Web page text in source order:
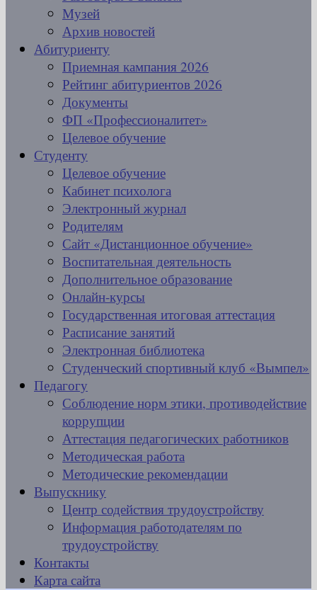
Музей
Архив новостей
Абитуриенту
Приемная кампания 2026
Рейтинг абитуриентов 2026
Документы
ФП «Профессионалитет»
Целевое обучение
Студенту
Целевое обучение
Кабинет психолога
Электронный журнал
Родителям
Сайт «Дистанционное обучение»
Воспитательная деятельность
Дополнительное образование
Онлайн-курсы
Государственная итоговая аттестация
Расписание занятий
Электронная библиотека
Студенческий спортивный клуб «Вымпел»
Педагогу
Соблюдение норм этики, противодействие
коррупции
Аттестация педагогических работников
Методическая работа
Методические рекомендации
Выпускнику
Центр содействия трудоустройству
Информация работодателям по
трудоустройству
Контакты
Карта сайта